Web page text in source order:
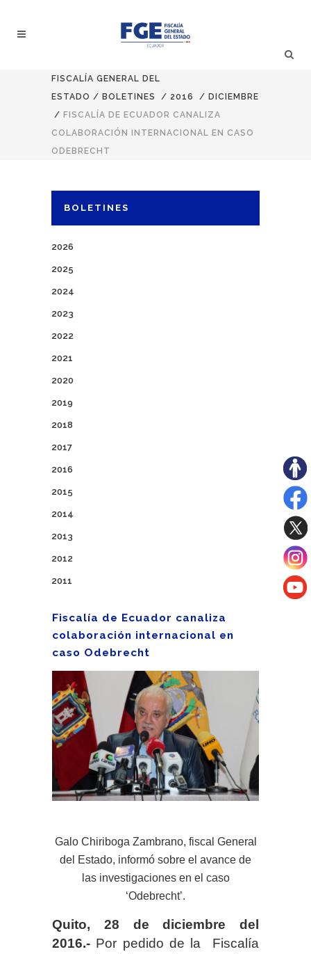
FISCALÍA GENERAL DEL
ESTADO / BOLETINES / 2016 / DICIEMBRE
/ FISCALÍA DE ECUADOR CANALIZA
COLABORACIÓN INTERNACIONAL EN CASO
ODEBRECHT
BOLETINES
2026
2025
2024
2023
2022
2021
2020
2019
2018
2017
2016
2015
2014
2013
2012
2011
Fiscalía de Ecuador canaliza
colaboración internacional en
caso Odebrecht
Galo Chiriboga Zambrano, fiscal General
del Estado, informó sobre el avance de
las investigaciones en el caso
‘Odebrecht’.
Quito, 28 de diciembre del
2016.- Por pedido de la Fiscalía